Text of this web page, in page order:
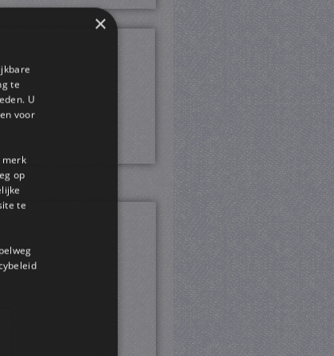
×
te
U
voor
merk
op
te